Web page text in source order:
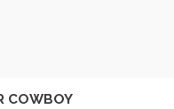
COWBOY